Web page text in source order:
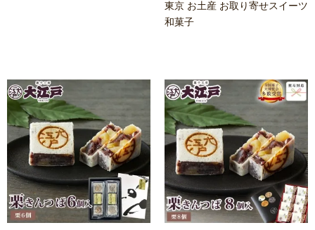
東京 お土産 お取り寄せスイーツ
和菓子